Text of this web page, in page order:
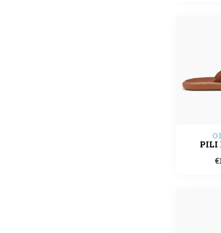
PILI